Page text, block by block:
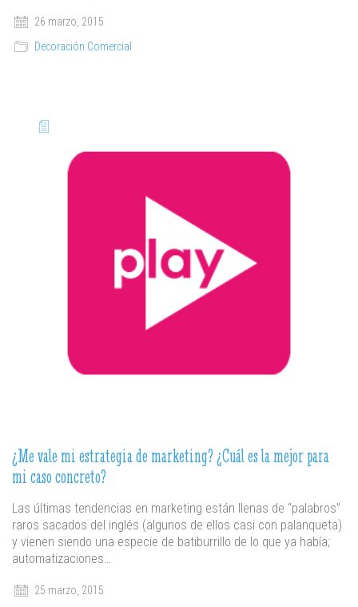
26 marzo, 2015
Decoración Comercial
¿Me vale mi estrategia de marketing? ¿Cuál es la mejor para
mi caso concreto?
Las últimas tendencias en marketing están llenas de “palabros”
raros sacados del inglés (algunos de ellos casi con palanqueta)
y vienen siendo una especie de batiburrillo de lo que ya había;
automatizaciones…
25 marzo, 2015